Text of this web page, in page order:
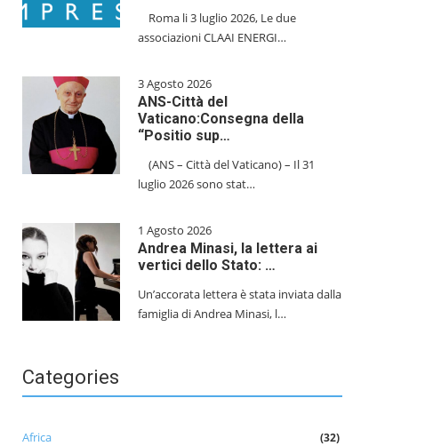
​Roma li 3 luglio 2026, Le due
associazioni CLAAI ENERGI…
3 Agosto 2026
ANS-Città del
Vaticano:Consegna della
“Positio sup…
(ANS – Città del Vaticano) – Il 31
luglio 2026 sono stat…
1 Agosto 2026
Andrea Minasi, la lettera ai
vertici dello Stato: …
Un’accorata lettera è stata inviata dalla
famiglia di Andrea Minasi, l…
Categories
Africa (32)